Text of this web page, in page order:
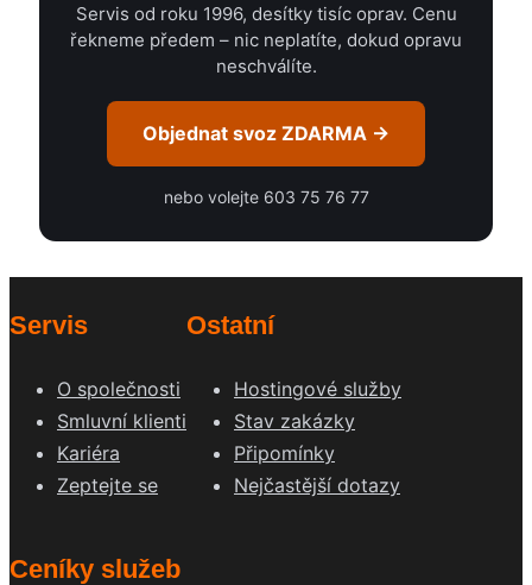
Servis od roku 1996, desítky tisíc oprav. Cenu
řekneme předem – nic neplatíte, dokud opravu
neschválíte.
Objednat svoz ZDARMA →
nebo volejte 603 75 76 77
Servis
O společnosti
Smluvní klienti
Kariéra
Zeptejte se
Ostatní
Hostingové služby
Stav zakázky
Připomínky
Nejčastější dotazy
Ceníky služeb